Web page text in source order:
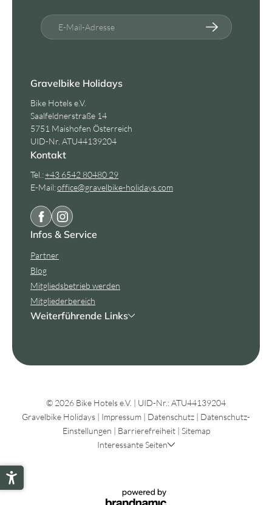
E-Mail-Adresse
Gravelbike Holidays
Bike Hotels e.V.
Saalfeldnerstraße 14
5751 Maishofen Österreich
UID-Nr. ATU44139204
Kontakt
Tel.:+43 6542 80480 29
E-Mail:office@gravelbike-holidays.com
Infos & Service
Partner
Blog
Mitgliedsbetrieb werden
Mitgliederbereich
Weiterführende Links
© 2026 Bike Hotels e.V. | UID-Nr.: ATU44139204
Gravelbike Holidays | Impressum | Datenschutz | Datenschutz-
Einstellungen | Barrierefreiheit | Sitemap
Interessante Seiten